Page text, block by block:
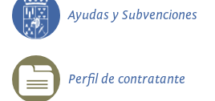
Ayudas y Subvenciones
Perfil de contratante